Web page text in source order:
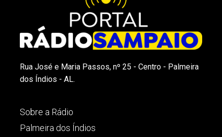
Rua José e Maria Passos, nº 25 - Centro - Palmeira
dos Índios - AL.
Sobre a Rádio
Palmeira dos Índios